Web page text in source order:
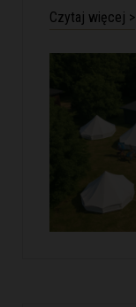
Czytaj więcej >